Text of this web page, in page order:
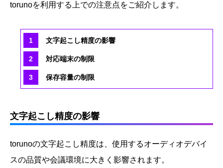
torunoを利用する上での注意点をご紹介します。
文字起こし精度の影響
対応端末の制限
保存容量の制限
文字起こし精度の影響
torunoの文字起こし精度は、使用するオーディオデバイ
スの品質や会議環境に大きく影響されます。